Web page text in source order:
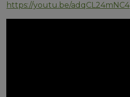
https://youtu.be/adqCL24mNC4